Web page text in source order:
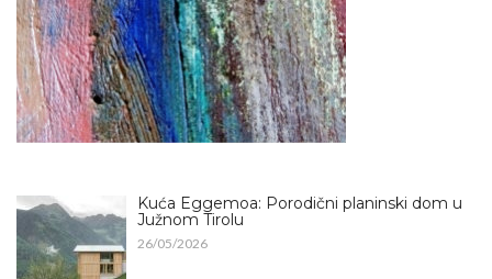
Kuća Eggemoa: Porodični planinski dom u
Južnom Tirolu
26/05/2026